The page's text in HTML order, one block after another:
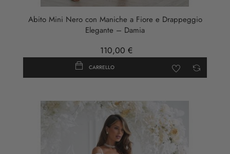
Abito Mini Nero con Maniche a Fiore e Drappeggio
Elegante – Damia
110,00 €
CARRELLO